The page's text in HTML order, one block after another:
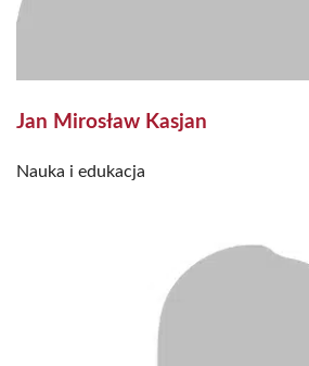
Jan Mirosław Kasjan
Nauka i edukacja